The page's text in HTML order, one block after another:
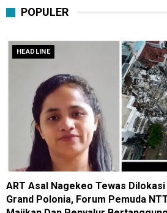
POPULER
HEADLINE
ART Asal Nagekeo Tewas
Grand Polonia, Forum Pemuda